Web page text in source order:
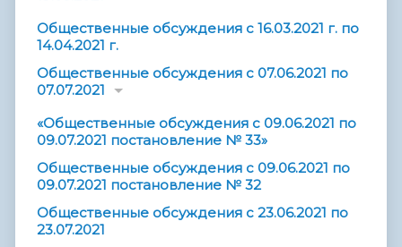
Общественные обсуждения с 16.03.2021 г. по
14.04.2021 г.
Общественные обсуждения с 07.06.2021 по
07.07.2021
«Общественные обсуждения с 09.06.2021 по
09.07.2021 постановление № 33»
Общественные обсуждения с 09.06.2021 по
09.07.2021 постановление № 32
Общественные обсуждения с 23.06.2021 по
23.07.2021